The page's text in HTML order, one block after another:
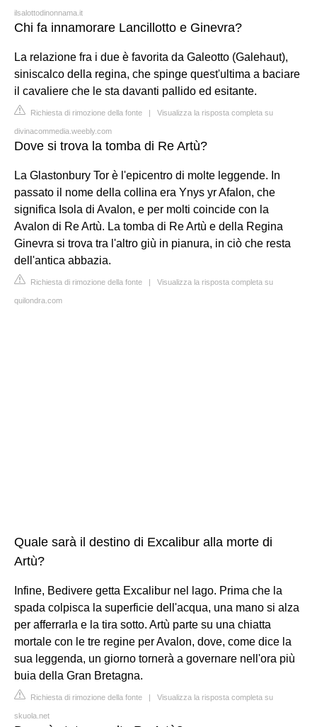
ilsalottodinonnama.it
Chi fa innamorare Lancillotto e Ginevra?
La relazione fra i due è favorita da Galeotto (Galehaut),
siniscalco della regina, che spinge quest'ultima a baciare
il cavaliere che le sta davanti pallido ed esitante.
Richiesta di rimozione della fonte | Visualizza la risposta completa su
divinacommedia.weebly.com
Dove si trova la tomba di Re Artù?
La Glastonbury Tor è l'epicentro di molte leggende. In
passato il nome della collina era Ynys yr Afalon, che
significa Isola di Avalon, e per molti coincide con la
Avalon di Re Artù. La tomba di Re Artù e della Regina
Ginevra si trova tra l'altro giù in pianura, in ciò che resta
dell'antica abbazia.
Richiesta di rimozione della fonte | Visualizza la risposta completa su
quilondra.com
Quale sarà il destino di Excalibur alla morte di
Artù?
Infine, Bedivere getta Excalibur nel lago. Prima che la
spada colpisca la superficie dell'acqua, una mano si alza
per afferrarla e la tira sotto. Artù parte su una chiatta
mortale con le tre regine per Avalon, dove, come dice la
sua leggenda, un giorno tornerà a governare nell'ora più
buia della Gran Bretagna.
Richiesta di rimozione della fonte | Visualizza la risposta completa su
skuola.net